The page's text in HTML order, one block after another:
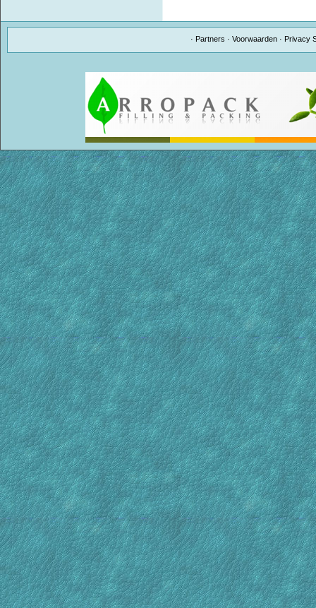
· Partners ·Voorwaarden · Privacy